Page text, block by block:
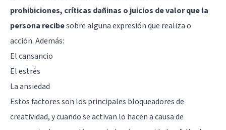
prohibiciones, críticas dañinas o juicios de valor que la
persona recibesobre alguna expresión que realiza o
acción. Además:
El cansancio
El estrés
La ansiedad
Estos factores son los principales bloqueadores de
creatividad, y cuando se activan lo hacen a causa de